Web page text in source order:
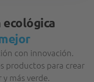
ecológica
con innovación.
productos para crear
más verde.